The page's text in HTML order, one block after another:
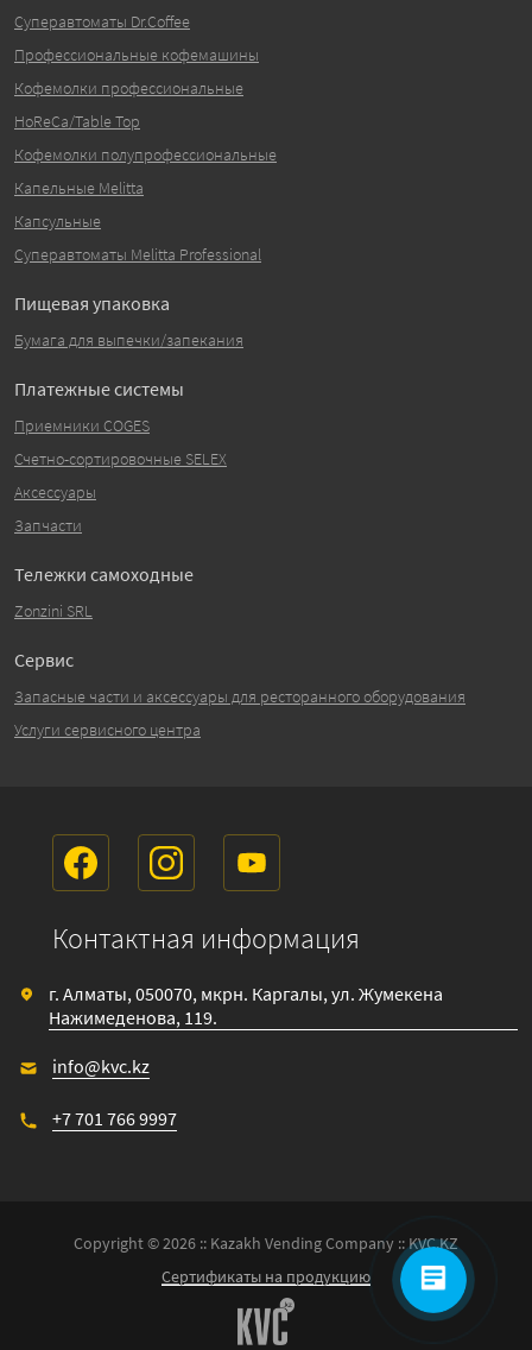
Суперавтоматы Dr.Coffee
Профессиональные кофемашины
Кофемолки профессиональные
HoReCa/Table Top
Кофемолки полупрофессиональные
Капельные Melitta
Капсульные
Суперавтоматы Melitta Professional
Пищевая упаковка
Бумага для выпечки/запекания
Платежные системы
Приемники COGES
Счетно-сортировочные SELEX
Аксессуары
Запчасти
Тележки самоходные
Zonzini SRL
Сервис
Запасные части и аксессуары для ресторанного оборудования
Услуги сервисного центра
Контактная информация
г. Алматы, 050070, мкрн. Каргалы, ул. Жумекена
Нажимеденова, 119.
info@kvc.kz
+7 701 766 9997
Copyright © 2026 :: Kazakh Vending Company :: KVC.KZ
Сертификаты на продукцию